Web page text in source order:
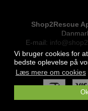
Vi bruger cookies for
bedste oplevelse på
Læs mere om cookies
Shop2Rescue
E-mail: